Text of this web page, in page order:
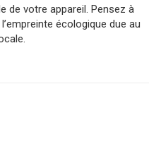
de votre appareil. Pensez à
écologique due au